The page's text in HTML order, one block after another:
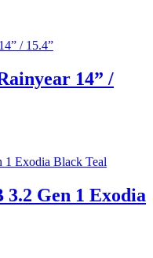
14” /
Gen 1 Exodia